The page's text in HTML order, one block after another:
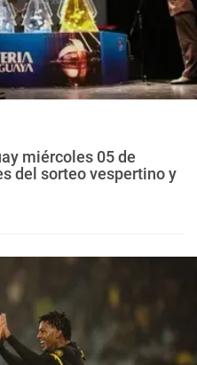
miércoles 05 de
del sorteo vespertino y